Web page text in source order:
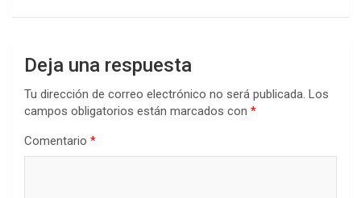
Deja una respuesta
Tu dirección de correo electrónico no será publicada. Los
campos obligatorios están marcados con *
Comentario *